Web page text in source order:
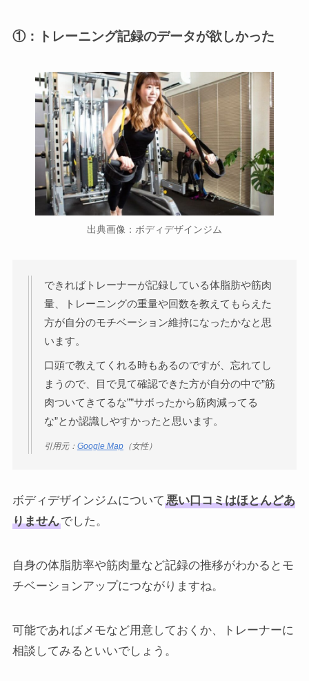
①：トレーニング記録のデータが欲しかった
出典画像：ボディデザインジム
できればトレーナーが記録している体脂肪や筋肉
量、トレーニングの重量や回数を教えてもらえた
方が自分のモチベーション維持になったかなと思
います。
口頭で教えてくれる時もあるのですが、忘れてし
まうので、目で見て確認できた方が自分の中で”筋
肉ついてきてるな””サボったから筋肉減ってる
な”とか認識しやすかったと思います。
引用元： Google Map（女性）
ボディデザインジムについて 悪い口コミはほとんどあ
りませんでした。
自身の体脂肪率や筋肉量など記録の推移がわかるとモ
チベーションアップにつながりますね。
可能であればメモなど用意しておくか、トレーナーに
相談してみるといいでしょう。